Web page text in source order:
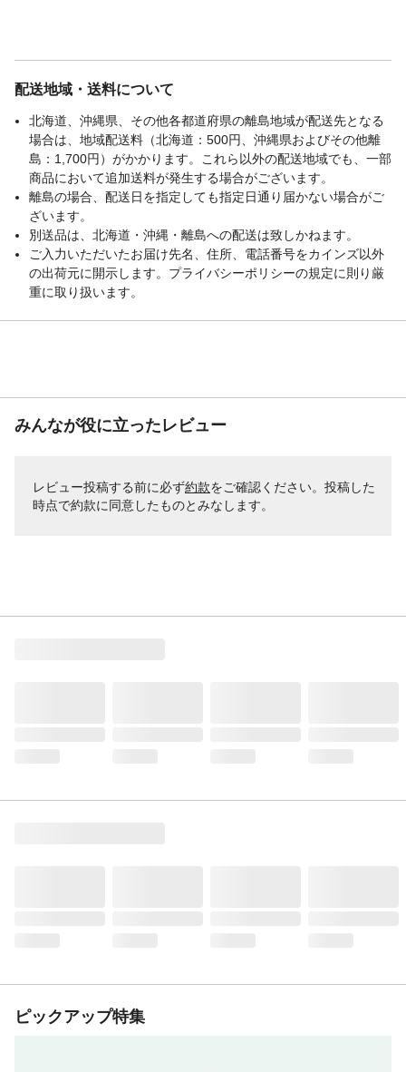
配送地域・送料について
北海道、沖縄県、その他各都道府県の離島地域が配送先となる
場合は、地域配送料（北海道：500円、沖縄県およびその他離
島：1,700円）がかかります。これら以外の配送地域でも、一部
商品において追加送料が発生する場合がございます。
離島の場合、配送日を指定しても指定日通り届かない場合がご
ざいます。
別送品は、北海道・沖縄・離島への配送は致しかねます。
ご入力いただいたお届け先名、住所、電話番号をカインズ以外
の出荷元に開示します。プライバシーポリシーの規定に則り厳
重に取り扱います。
みんなが役に立ったレビュー
レビュー投稿する前に必ず約款をご確認ください。投稿した
時点で約款に同意したものとみなします。
ピックアップ特集